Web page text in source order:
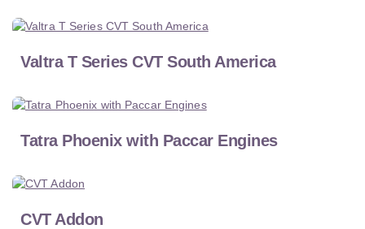
Valtra T Series CVT South America
Tatra Phoenix with Paccar Engines
CVT Addon